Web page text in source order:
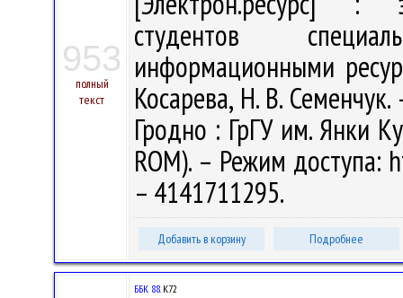
953
полный
текст
студентов
информационными
Косарева, Н. В.
Гродно : ГрГУ им. Янки
ROM). – Режим доступа:
– 4141711295.
Добавить в корзину Подробнее
ББК 88.К72